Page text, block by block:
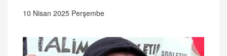
10 Nisan 2025 Perşembe